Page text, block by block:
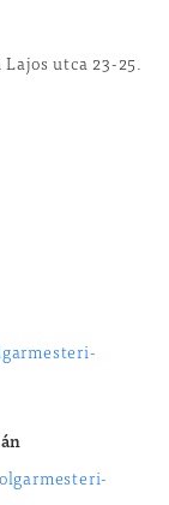
Lajos utca 23-25.